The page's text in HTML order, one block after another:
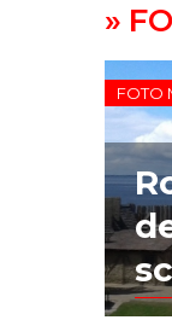
»
FOTO